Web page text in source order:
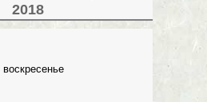
2018